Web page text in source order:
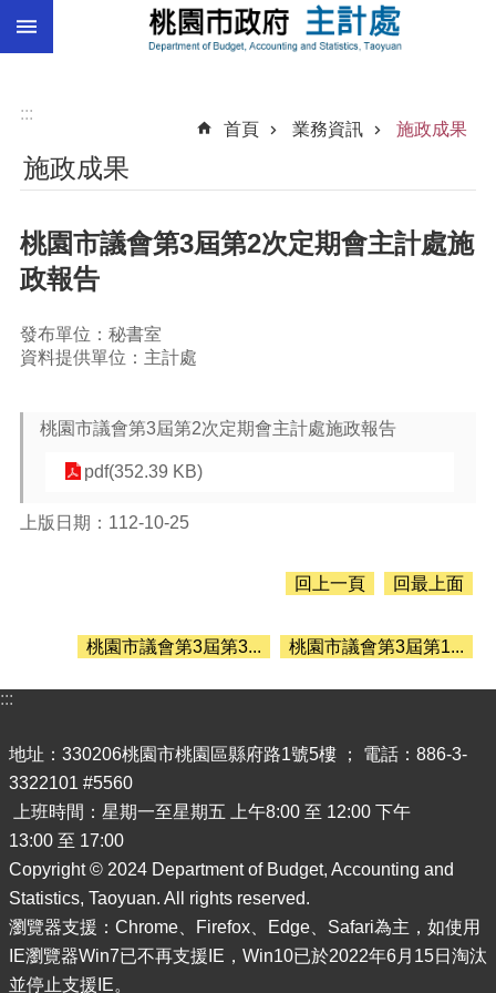
跳到主要內容區塊
計
決
算
階
搜
公
關
通
訊
錄
務
資
訊
便
:::
首頁
業務資訊 施政成果
施政成果
桃園市議會第3屆第2次定期會主計處施
政報告
發布單位：秘書室
資料提供單位：主計處
桃園市議會第3屆第2次定期會主計處施政報告
pdf(352.39 KB)
上版日期：112-10-25
回上一頁 回最上面
桃園市議會第3屆第3... 桃園市議會第3屆第1...
:::
地址：330206桃園市桃園區縣府路1號5樓 ； 電話：886-3-
3322101 #5560
上班時間：星期一至星期五 上午8:00 至 12:00 下午
13:00 至 17:00
Copyright © 2024 Department of Budget, Accounting and
Statistics, Taoyuan. All rights reserved.
瀏覽器支援：Chrome、Firefox、Edge、Safari為主，如使用
IE瀏覽器Win7已不再支援IE，Win10已於2022年6月15日淘汰
並停止支援IE。